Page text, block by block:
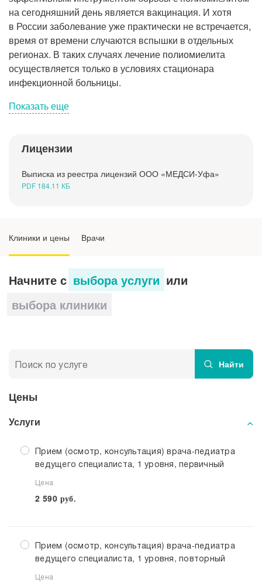
Рентгенология
на сегодняшний день является вакцинация. И хотя
в России заболевание уже практически не встречается,
время от времени случаются вспышки в отдельных
регионах. В таких случаях лечение полиомиелита
осуществляется только в условиях стационара
инфекционной больницы.
О заболевании
Симптомы
Диагностика полиомиелита у детей
Лечение
Профилактика полиомиелита у детей
Показать еще
Лицензии
Выписка из реестра лицензий ООО «МЕДСИ-Уфа»
PDF 184.11 КБ
Клиники и цены Врачи
Начните с выбора услуги или
выбора клиники
Найти
Цены
Услуги
Прием (осмотр, консультация) врача-педиатра
ведущего специалиста, 1 уровня, первичный
Цена
2 590 руб.
Прием (осмотр, консультация) врача-педиатра
ведущего специалиста, 1 уровня, повторный
Цена